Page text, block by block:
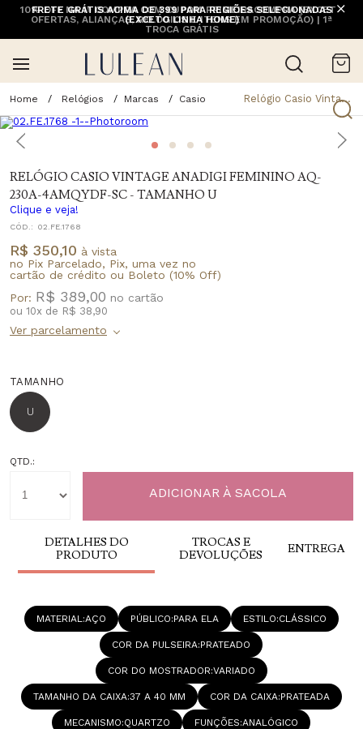
10% OFF NA 1ª COMPRA COM CUPOM PRIMEIRACOMPRA (EXCETO
OFERTAS, ALIANÇAS, RELÓGIOS E ITENS EM PROMOÇÃO) | 1ª
TROCA GRÁTIS
FRETE GRÁTIS ACIMA DE 399 PARA REGIÕES SELECIONADAS
(EXCETO LINHA HOME)
Relógios Marcas Casio Relógio Casio Vintage Anadigi Feminino Aq-230a-4amqydf-sc - Tamanho U
RELÓGIO CASIO VINTAGE ANADIGI FEMININO AQ-
230A-4AMQYDF-SC - TAMANHO U
Clique e veja!
CÓD.: 02.FE.1768
R$ 350,10 à vista
no Pix Parcelado, Pix, uma vez no
cartão de crédito ou Boleto (10% Off)
Por: R$ 389,00
ou 10x de R$ 38,90
TAMANHO
U
QTD.:
DETALHES DO
PRODUTO
TROCAS E
DEVOLUÇÕES
ENTREGA
MATERIAL AÇO PÚBLICO PARA ELA ESTILO CLÁSSICO
COR DA PULSEIRA PRATEADO
COR DO MOSTRADOR VARIADO
TAMANHO DA CAIXA 37 A 40 MM COR DA CAIXA PRATEADA
MECANISMO QUARTZO FUNÇÕES ANALÓGICO